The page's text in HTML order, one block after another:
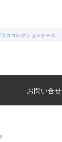
ラスコレクションケース
お問い合せ